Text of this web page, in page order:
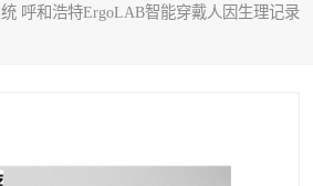
呼和浩特ErgoLAB智能穿戴人因生理记录
脑电仪